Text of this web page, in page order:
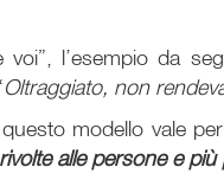
voi”, l’esempio da
Oltraggiato, non
modello vale
alle persone e più